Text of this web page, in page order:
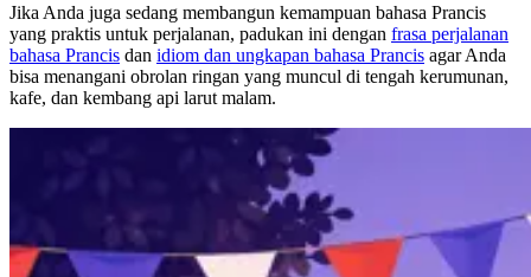
Jika Anda juga sedang membangun kemampuan bahasa Prancis
yang praktis untuk perjalanan, padukan ini dengan frasa perjalanan
bahasa Prancis dan idiom dan ungkapan bahasa Prancis agar Anda
bisa menangani obrolan ringan yang muncul di tengah kerumunan,
kafe, dan kembang api larut malam.